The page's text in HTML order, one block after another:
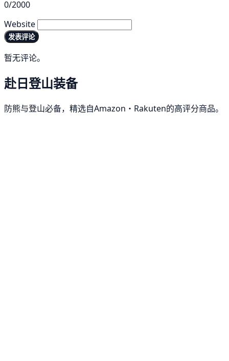
0/2000
Website
发表评论
暂无评论。
赴日登山装备
防熊与登山必备，精选自Amazon・Rakuten的高评分商品。